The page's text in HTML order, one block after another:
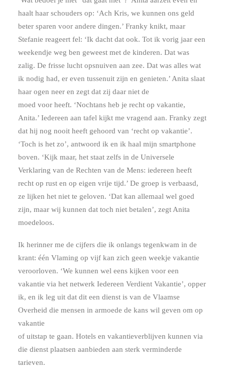
haalt haar schouders op: ‘Ach Kris, we kunnen ons geld
beter sparen voor andere dingen.’ Franky knikt, maar
Stefanie reageert fel: ‘Ik dacht dat ook. Tot ik vorig jaar een
weekendje weg ben geweest met de kinderen. Dat was
zalig. De frisse lucht opsnuiven aan zee. Dat was alles wat
ik nodig had, er even tussenuit zijn en genieten.’ Anita slaat
haar ogen neer en zegt dat zij daar niet de
moed voor heeft. ‘Nochtans heb je recht op vakantie,
Anita.’ Iedereen aan tafel kijkt me vragend aan. Franky zegt
dat hij nog nooit heeft gehoord van ‘recht op vakantie’.
‘Toch is het zo’, antwoord ik en ik haal mijn smartphone
boven. ‘Kijk maar, het staat zelfs in de Universele
Verklaring van de Rechten van de Mens: iedereen heeft
recht op rust en op eigen vrije tijd.’ De groep is verbaasd,
ze lijken het niet te geloven. ‘Dat kan allemaal wel goed
zijn, maar wij kunnen dat toch niet betalen’, zegt Anita
moedeloos.
Ik herinner me de cijfers die ik onlangs tegenkwam in de
krant: één Vlaming op vijf kan zich geen weekje vakantie
veroorloven. ‘We kunnen wel eens kijken voor een
vakantie via het netwerk Iedereen Verdient Vakantie’, opper
ik, en ik leg uit dat dit een dienst is van de Vlaamse
Overheid die mensen in armoede de kans wil geven om op
vakantie
of uitstap te gaan. Hotels en vakantieverblijven kunnen via
die dienst plaatsen aanbieden aan sterk verminderde
tarieven.